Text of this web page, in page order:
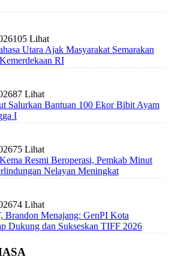
105 Lihat
Utara Ajak Masyarakat Semarakan
RI
87 Lihat
Salurkan Bantuan 100 Ekor Bibit Ayam
I
75 Lihat
Resmi Beroperasi, Pemkab Minut
Nelayan Meningkat
74 Lihat
Brandon Menajang: ​GenPI Kota
Dukung dan Sukseskan TIFF 2026